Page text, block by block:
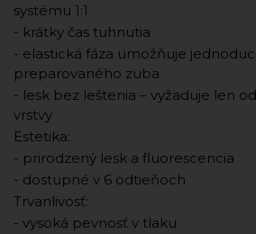
systému 1:1
- krátky čas tuhnutia
- elastická fáza umožňuje
preparovaného zuba
- lesk bez leštenia – vyžaduje len
vrstvy
Estetika:
- prirodzený lesk a fluorescencia
- dostupné v 6 odtieňoch
Trvanlivosť:
- vysoká pevnosť v tlaku